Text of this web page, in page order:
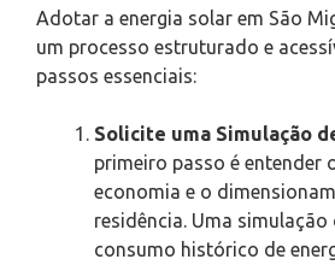
Adotar a energia solar em São
um processo estruturado e
passos essenciais:
Solicite uma Simulação
primeiro passo é entender
economia e o
residência. Uma simulação
consumo histórico de